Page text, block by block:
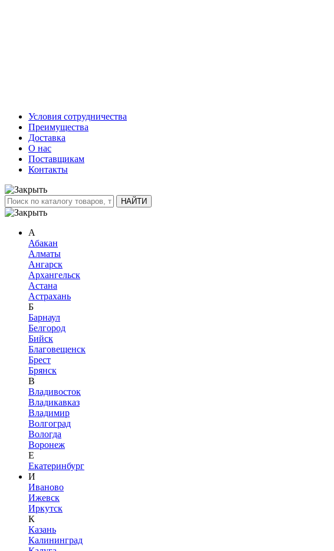
Условия сотрудничества
Преимущества
Доставка
О нас
Поставщикам
Контакты
А
Абакан
Алматы
Ангарск
Архангельск
Астана
Астрахань
Б
Барнаул
Белгород
Бийск
Благовещенск
Брест
Брянск
В
Владивосток
Владикавказ
Владимир
Волгоград
Вологда
Воронеж
Е
Екатеринбург
И
Иваново
Ижевск
Иркутск
К
Казань
Калининград